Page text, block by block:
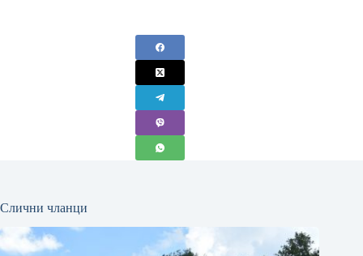
Слични чланци